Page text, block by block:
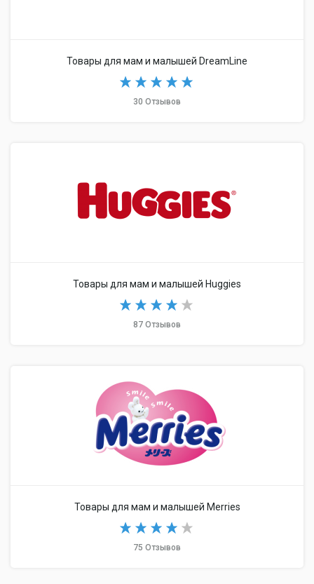
Товары для мам и малышей DreamLine
30 Отзывов
Товары для мам и малышей Huggies
87 Отзывов
Товары для мам и малышей Merries
75 Отзывов